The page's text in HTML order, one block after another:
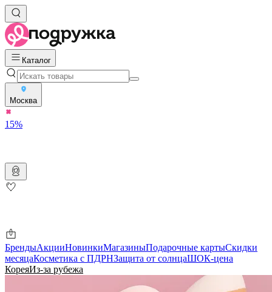
Каталог
Москва
15%
БрендыАкцииНовинкиМагазиныПодарочные картыСкидки
месяцаКосметика с ПДРНЗащита от солнцаШОК-цена
КореяИз-за рубежа